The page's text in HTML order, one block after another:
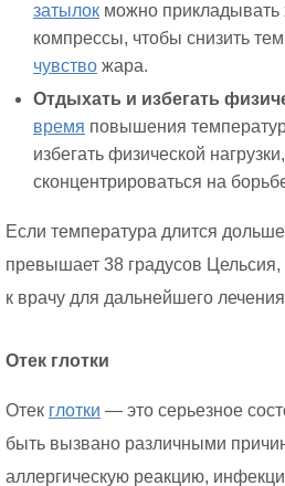
затылок можно
компрессы, чтобы снизить
чувство жара.
Отдыхать и избегать
время повышения
избегать физической
сконцентрироваться на
Если температура длится
превышает 38 градусов Цельсия,
к врачу для дальнейшего
Отек глотки
Отек глотки — это серьезное
быть вызвано различными
аллергическую реакцию,